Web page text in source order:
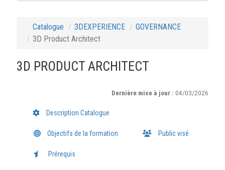
Catalogue 3DEXPERIENCE
GOVERNANCE
3D Product Architect
3D PRODUCT ARCHITECT
Dernière mise à jour :04/03/2026
Description Catalogue
Objectifs de la formation Public visé
Prérequis